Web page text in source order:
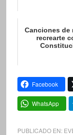
Canciones de
recrearte
Facebook
WhatsApp
PUBLICADO EN: